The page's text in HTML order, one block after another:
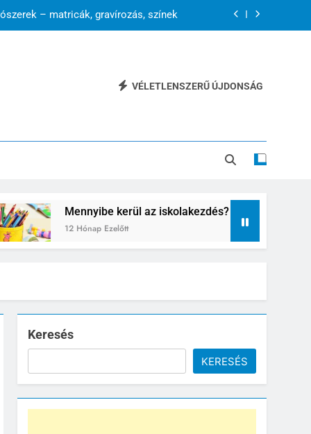
– matricák, gravírozás, színek
hasznos kiegészítő az iskolatáskában
van-e még a tollnak az iskolában?
Írószerek árainak összevetése
VÉLETLENSZERŰ ÚJDONSÁG
kerül az iskolakezdés? Írószerek árainak összevetése
Hónap Ezelőtt
Keresés
KERESÉS